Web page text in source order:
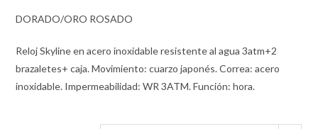
DORADO/ORO ROSADO
Reloj Skyline en acero inoxidable resistente al agua 3atm+2
brazaletes+ caja. Movimiento: cuarzo japonés. Correa: acero
inoxidable. Impermeabilidad: WR 3ATM. Función: hora.